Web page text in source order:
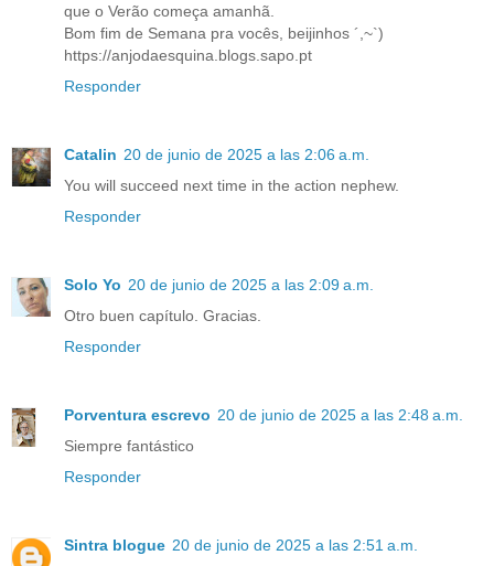
que o Verão começa amanhã.
Bom fim de Semana pra vocês, beijinhos ´,~`)
https://anjodaesquina.blogs.sapo.pt
Responder
Catalin 20 de junio de 2025 a las 2:06 a.m.
You will succeed next time in the action nephew.
Responder
Solo Yo 20 de junio de 2025 a las 2:09 a.m.
Otro buen capítulo. Gracias.
Responder
Porventura escrevo 20 de junio de 2025 a las 2:48 a.m.
Siempre fantástico
Responder
Sintra blogue 20 de junio de 2025 a las 2:51 a.m.